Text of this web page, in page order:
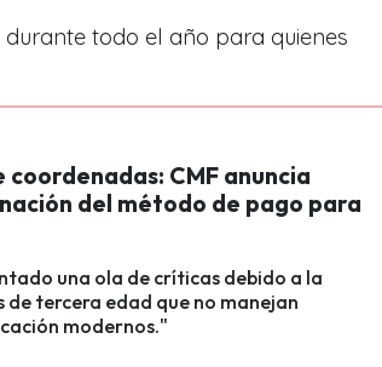
todo el año para quienes
CMF anuncia
del método de pago para
una ola de críticas debido a la
de tercera edad que no manejan
modernos."